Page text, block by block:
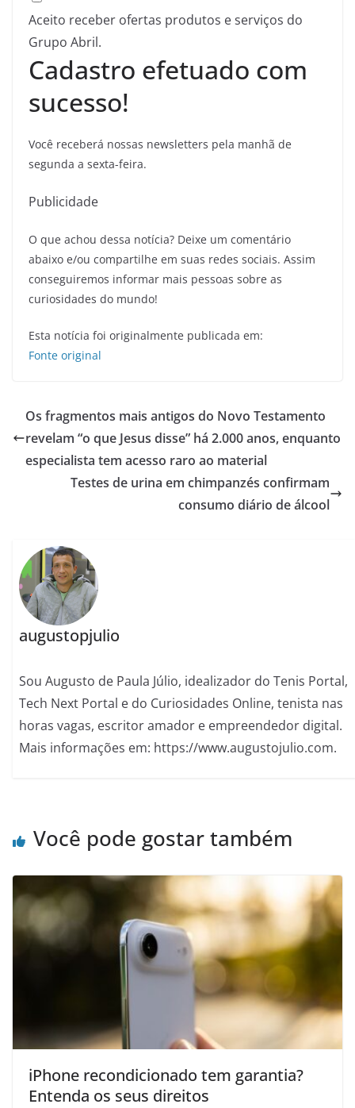
Aceito receber ofertas produtos e serviços do
Grupo Abril.
Cadastro efetuado com
sucesso!
Você receberá nossas newsletters pela manhã de
segunda a sexta-feira.
Publicidade
O que achou dessa notícia? Deixe um comentário
abaixo e/ou compartilhe em suas redes sociais. Assim
conseguiremos informar mais pessoas sobre as
curiosidades do mundo!
Esta notícia foi originalmente publicada em:
Fonte original
Os fragmentos mais antigos do Novo Testamento
revelam “o que Jesus disse” há 2.000 anos, enquanto
especialista tem acesso raro ao material
Testes de urina em chimpanzés confirmam
consumo diário de álcool
augustopjulio
Sou Augusto de Paula Júlio, idealizador do Tenis Portal,
Tech Next Portal e do Curiosidades Online, tenista nas
horas vagas, escritor amador e empreendedor digital.
Mais informações em: https://www.augustojulio.com.
Você pode gostar também
iPhone recondicionado tem garantia?
Entenda os seus direitos